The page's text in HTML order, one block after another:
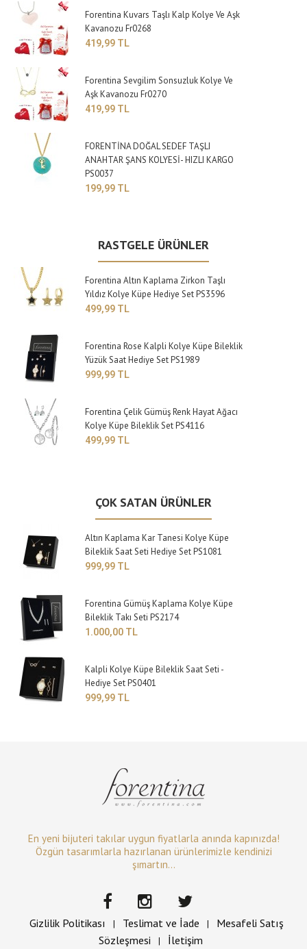
Forentina Kuvars Taşlı Kalp Kolye Ve Aşk
Kavanozu Fr0268
419,99 TL
Forentina Sevgilim Sonsuzluk Kolye Ve
Aşk Kavanozu Fr0270
419,99 TL
FORENTİNA DOĞAL SEDEF TAŞLI
ANAHTAR ŞANS KOLYESİ- HIZLI KARGO
PS0037
199,99 TL
RASTGELE ÜRÜNLER
Forentina Altın Kaplama Zirkon Taşlı
Yıldız Kolye Küpe Hediye Set PS3596
499,99 TL
Forentina Rose Kalpli Kolye Küpe Bileklik
Yüzük Saat Hediye Set PS1989
999,99 TL
Forentina Çelik Gümüş Renk Hayat Ağacı
Kolye Küpe Bileklik Set PS4116
499,99 TL
ÇOK SATAN ÜRÜNLER
Altın Kaplama Kar Tanesi Kolye Küpe
Bileklik Saat Seti Hediye Set PS1081
999,99 TL
Forentina Gümüş Kaplama Kolye Küpe
Bileklik Takı Seti PS2174
1.000,00 TL
Kalpli Kolye Küpe Bileklik Saat Seti -
Hediye Set PS0401
999,99 TL
En yeni bijuteri takılar uygun fiyatlarla anında kapınızda!
Özgün tasarımlarla hazırlanan ürünlerimizle kendinizi
şımartın...
Gizlilik Politikası | Teslimat ve İade |
Mesafeli Satış
Sözleşmesi
| İletişim